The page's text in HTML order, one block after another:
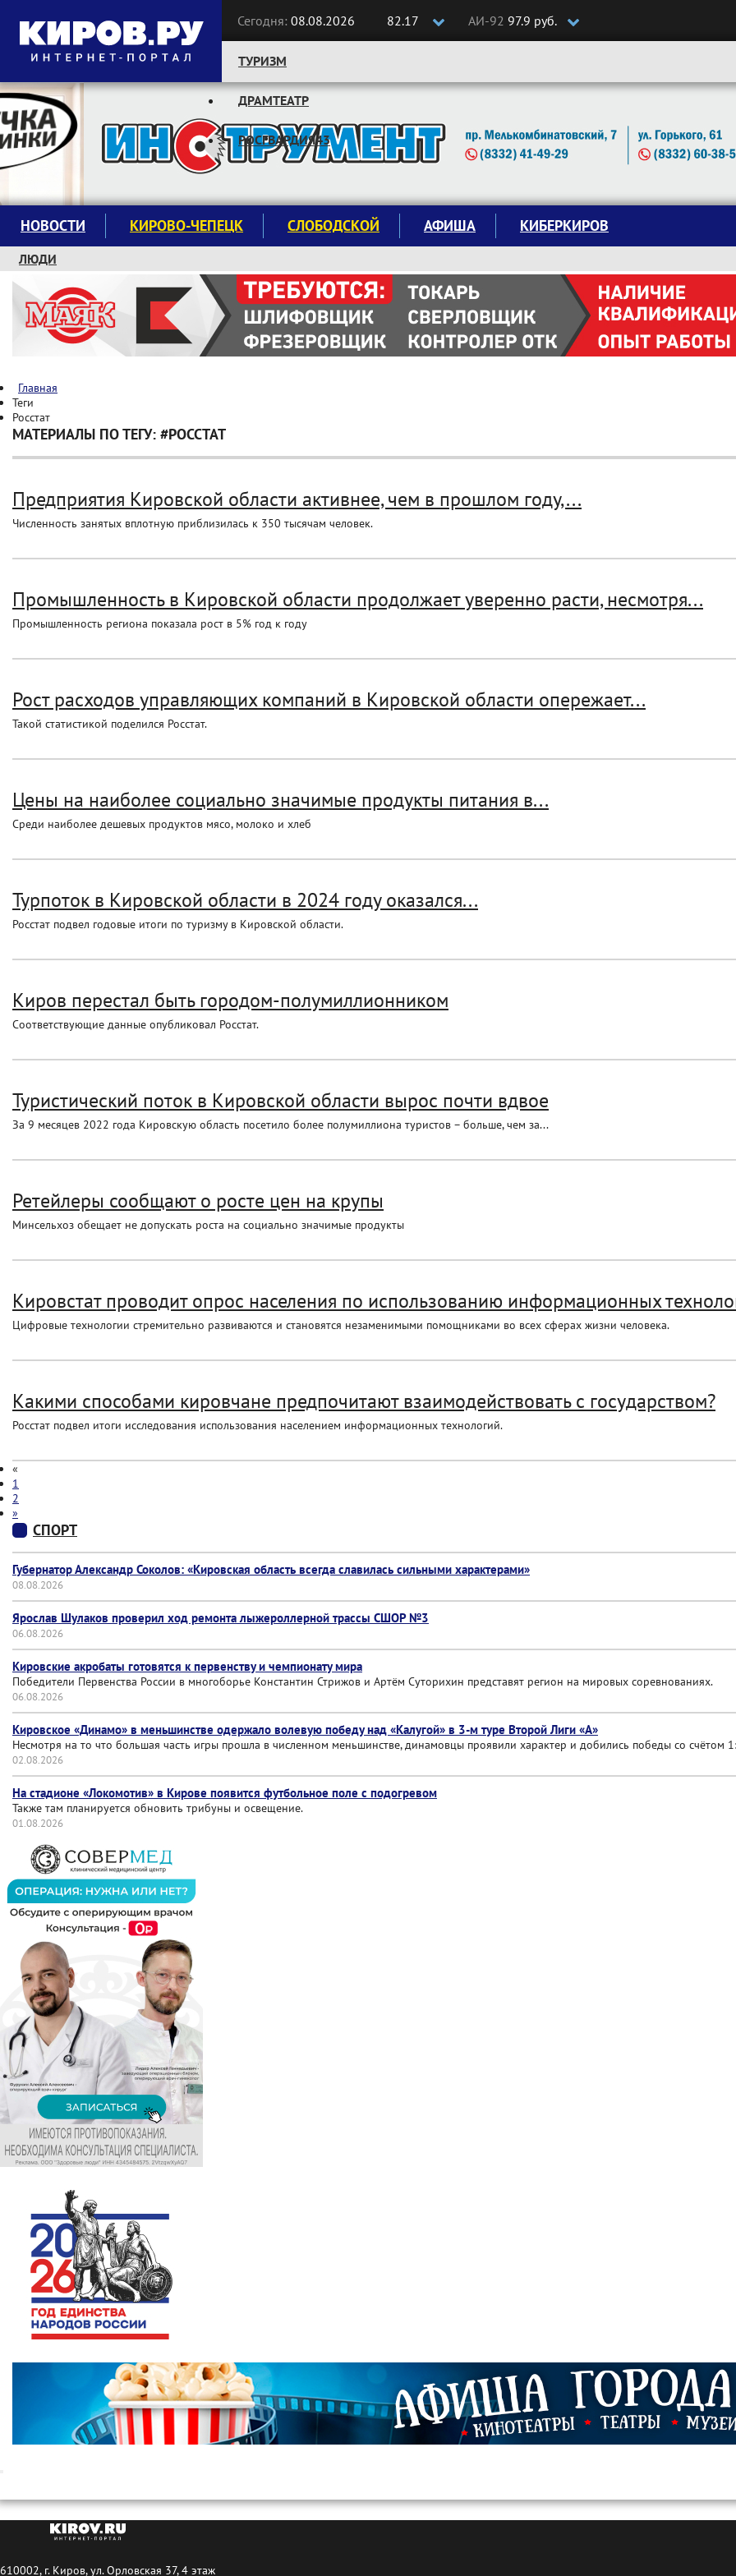
Сегодня: 08.08.2026 82.17 АИ-92 97.9 руб.
Следите за новостями:
ТУРИЗМ
ДРАМТЕАТР
РОСГВАРДИЯ43
НОВОСТИ КИРОВО-ЧЕПЕЦК СЛОБОДСКОЙ АФИША КИБЕРКИРОВ
ЛЮДИ
КРУЖКИ И СЕКЦИИ
ЗАВОДУ "МАЯК" 85 ЛЕТ
ЭКОЛОГИЯ
Главная
Теги
Росстат
МАТЕРИАЛЫ ПО ТЕГУ: #РОССТАТ
Предприятия Кировской области активнее, чем в прошлом году,...
Численность занятых вплотную приблизилась к 350 тысячам человек.
Промышленность в Кировской области продолжает уверенно расти, несмотря...
Промышленность региона показала рост в 5% год к году
Рост расходов управляющих компаний в Кировской области опережает...
Такой статистикой поделился Росстат.
Цены на наиболее социально значимые продукты питания в...
Среди наиболее дешевых продуктов мясо, молоко и хлеб
Турпоток в Кировской области в 2024 году оказался...
Росстат подвел годовые итоги по туризму в Кировской области.
Киров перестал быть городом-полумиллионником
Соответствующие данные опубликовал Росстат.
Туристический поток в Кировской области вырос почти вдвое
За 9 месяцев 2022 года Кировскую область посетило более полумиллиона туристов – больше, чем за...
Ретейлеры сообщают о росте цен на крупы
Минсельхоз обещает не допускать роста на социально значимые продукты
Кировстат проводит опрос населения по использованию информационных
Цифровые технологии стремительно развиваются и становятся незаменимыми помощниками во всех сферах жизни человека.
Какими способами кировчане предпочитают взаимодействовать с государством?
Росстат подвел итоги исследования использования населением информационных технологий.
«
1
2
»
СПОРТ
Губернатор Александр Соколов: «Кировская область всегда славилась сильными характерами»
08.08.2026
Ярослав Шулаков проверил ход ремонта лыжероллерной трассы СШОР №3
06.08.2026
Кировские акробаты готовятся к первенству и чемпионату мира
Победители Первенства России в многоборье Константин Стрижов и Артём Суторихин представят регион на мировых соревнованиях.
06.08.2026
Кировское «Динамо» в меньшинстве одержало волевую победу над «Калугой» в 3-м туре Второй Лиги «А»
Несмотря на то что большая часть игры прошла в численном меньшинстве, динамовцы проявили характер и добились победы со счётом
02.08.2026
На стадионе «Локомотив» в Кирове появится футбольное поле с подогревом
Также там планируется обновить трибуны и освещение.
01.08.2026
610002, г. Киров, ул. Орловская 37, 4 этаж